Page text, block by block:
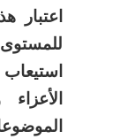
اعتبار